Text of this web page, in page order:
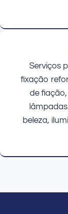
Serviços
fixação
de
beleza,